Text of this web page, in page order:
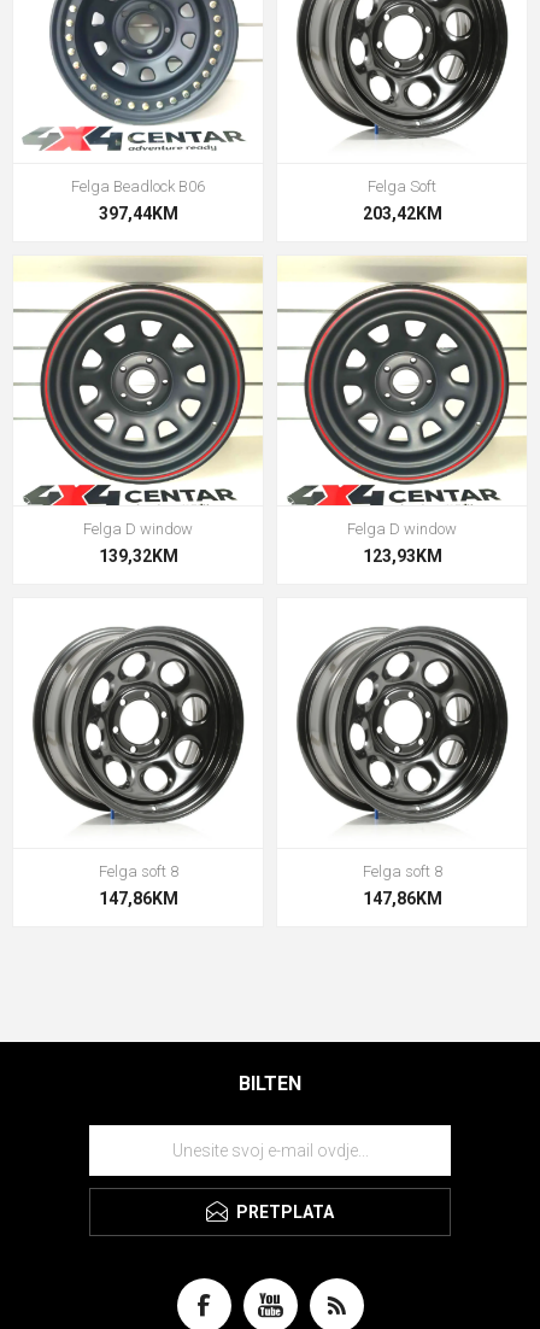
Felga Beadlock B06
397,44KM
Felga Soft
203,42KM
Felga D window
139,32KM
Felga D window
123,93KM
Felga soft 8
147,86KM
Felga soft 8
147,86KM
BILTEN
PRETPLATA